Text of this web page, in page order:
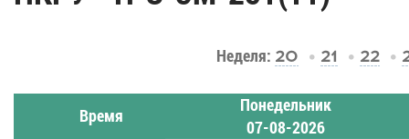
Неделя: 20 21 22
Время
Понедельник
07-08-2026